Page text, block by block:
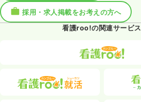
採用・求人掲載をお考えの方へ
看護roo!の関連サービス